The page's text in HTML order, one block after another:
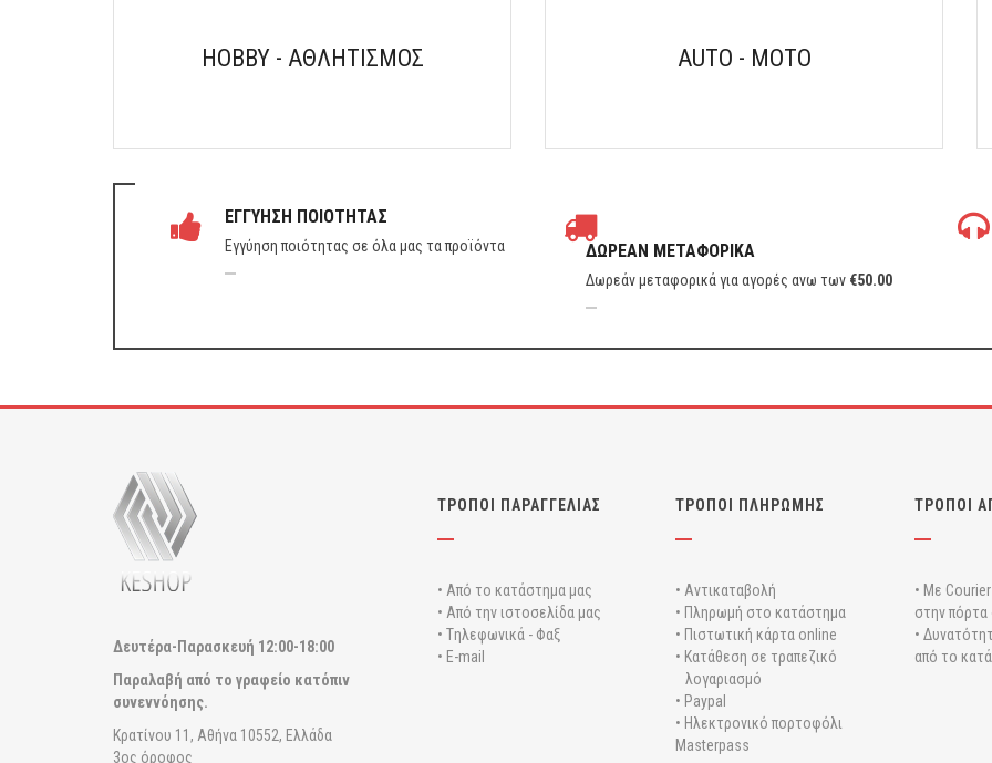
HOBBY - ΑΘΛΗΤΙΣΜΟΣ AUTO - MOTO
ΕΓΓΥΗΣΗ ΠΟΙΟΤΗΤΑΣ
Εγγύηση ποιότητας σε όλα μας τα προϊόντα ΔΩΡΕΑΝ ΜΕΤΑΦΟΡΙΚΑ
Δωρεάν μεταφορικά για αγορές ανω των €50.00
Δευτέρα-Παρασκευή 12:00-18:00
Παραλαβή από το γραφείο κατόπιν
συνεννόησης.
Κρατίνου 11, Αθήνα 10552, Ελλάδα
3ος όροφος
ΤΡΟΠΟΙ ΠΑΡΑΓΓΕΛΙΑΣ
• Από το κατάστημα μας
• Από την ιστοσελίδα μας
• Tηλεφωνικά - Φαξ
• E-mail
ΤΡΟΠΟΙ ΠΛΗΡΩΜΗΣ
• Αντικαταβολή
• Πληρωμή στο κατάστημα
• Πιστωτική κάρτα online
• Κατάθεση σε τραπεζικό
λογαριασμό
• Paypal
• Ηλεκτρονικό πορτοφόλι
Masterpass
ΤΡΟΠΟΙ
• Με
στην πόρτα
•
από το